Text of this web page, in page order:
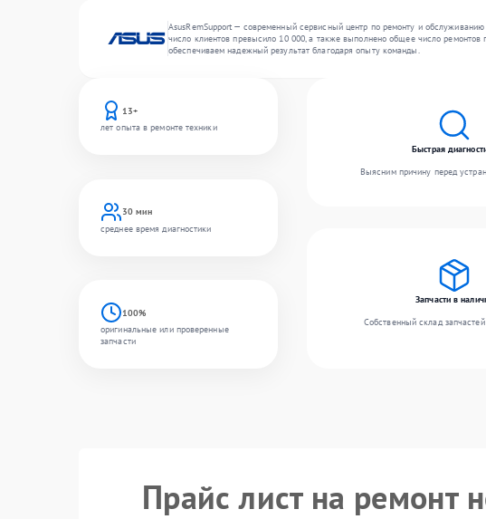
AsusRemSupport — современный сервисный центр по ремонту и
число клиентов превысило 10 000, а также выполнено общее число
обеспечиваем надежный результат благодаря опыту команды.
13+
лет опыта в ремонте техники
30 мин
среднее время диагностики
100%
оригинальные или проверенные
запчасти
Быстрая
Выясним причину перед
Запчасти в
Собственный склад
Прайс лист на ремонт